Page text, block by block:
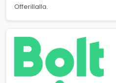
Offerillalla.